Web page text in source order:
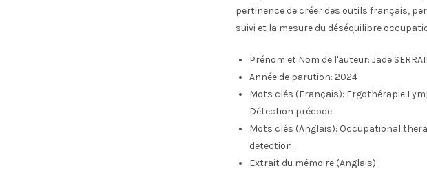
pertinence de créer des outils français,
suivi et la mesure du déséquilibre
Prénom et Nom de l'auteur: Jade
Année de parution: 2024
Mots clés (Français): Ergothérapie
Détection précoce
Mots clés (Anglais): Occupational
detection.
Extrait du mémoire (Anglais):